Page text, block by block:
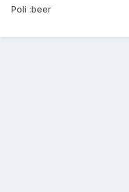
Poli :beer